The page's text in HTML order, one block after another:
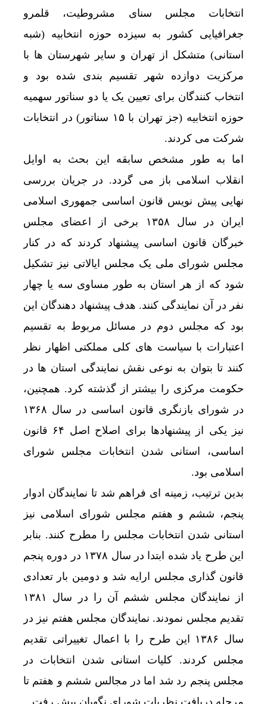
انتخابات مجلس سنای مشروطیت، قلمرو
جغرافیایی کشور به سیزده حوزه انتخابیه (شبه
استانی) متشکل از تهران و سایر شهرستان ها با
مرکزیت دوازده شهر تقسیم بندی شده بود و
انتخاب کنندگان برای تعیین یک یا دو سناتور سهمیه
حوزه انتخابیه (جز تهران با ۱۵ سناتور) در انتخابات
شرکت می کردند.
اما به طور مشخص سابقه این بحث به اوایل
انقلاب اسلامی باز می گردد. در جریان بررسی
نهایی پیش نویس قانون اساسی جمهوری اسلامی
ایران در سال ۱۳۵۸ برخی از اعضای مجلس
خبرگان قانون اساسی پیشنهاد کردند که در کنار
مجلس شورای ملی یک مجلس ایالاتی نیز تشکیل
شود که از هر استان به طور مساوی سه یا چهار
نفر در آن نمایندگی کنند. هدف پیشنهاد دهندگان این
بود که مجلس دوم در مسائل مربوط به تقسیم
اعتبارات با سیاست های کلی مملکتی اظهار نظر
کنند تا بتوان به نوعی نقش نمایندگی استان ها در
حکومت مرکزی را بیشتر از گذشته کرد. همچنین،
در شورای بازنگری قانون اساسی در سال ۱۳۶۸
نیز یکی از پیشنهادها برای اصلاح اصل ۶۴ قانون
اساسی، استانی شدن انتخابات مجلس شورای
اسلامی بود.
بدین ترتیب، زمینه ای فراهم شد تا نمایندگان ادوار
پنجم، ششم و هفتم مجلس شورای اسلامی نیز
استانی شدن انتخابات مجلس را مطرح کنند. بنابر
این طرح یاد شده ابتدا در سال ۱۳۷۸ در دوره پنجم
قانون گذاری مجلس ارایه شد و دومین بار تعدادی
از نمایندگان مجلس ششم آن را در سال ۱۳۸۱
تقدیم مجلس نمودند. نمایندگان مجلس هفتم نیز در
سال ۱۳۸۶ این طرح را با اعمال تغییراتی تقدیم
مجلس کردند. کلیات استانی شدن انتخابات در
مجلس پنجم رد شد اما در مجالس ششم و هفتم تا
مرحله دریافت نظریات شورای نگهبان پیش رفت.